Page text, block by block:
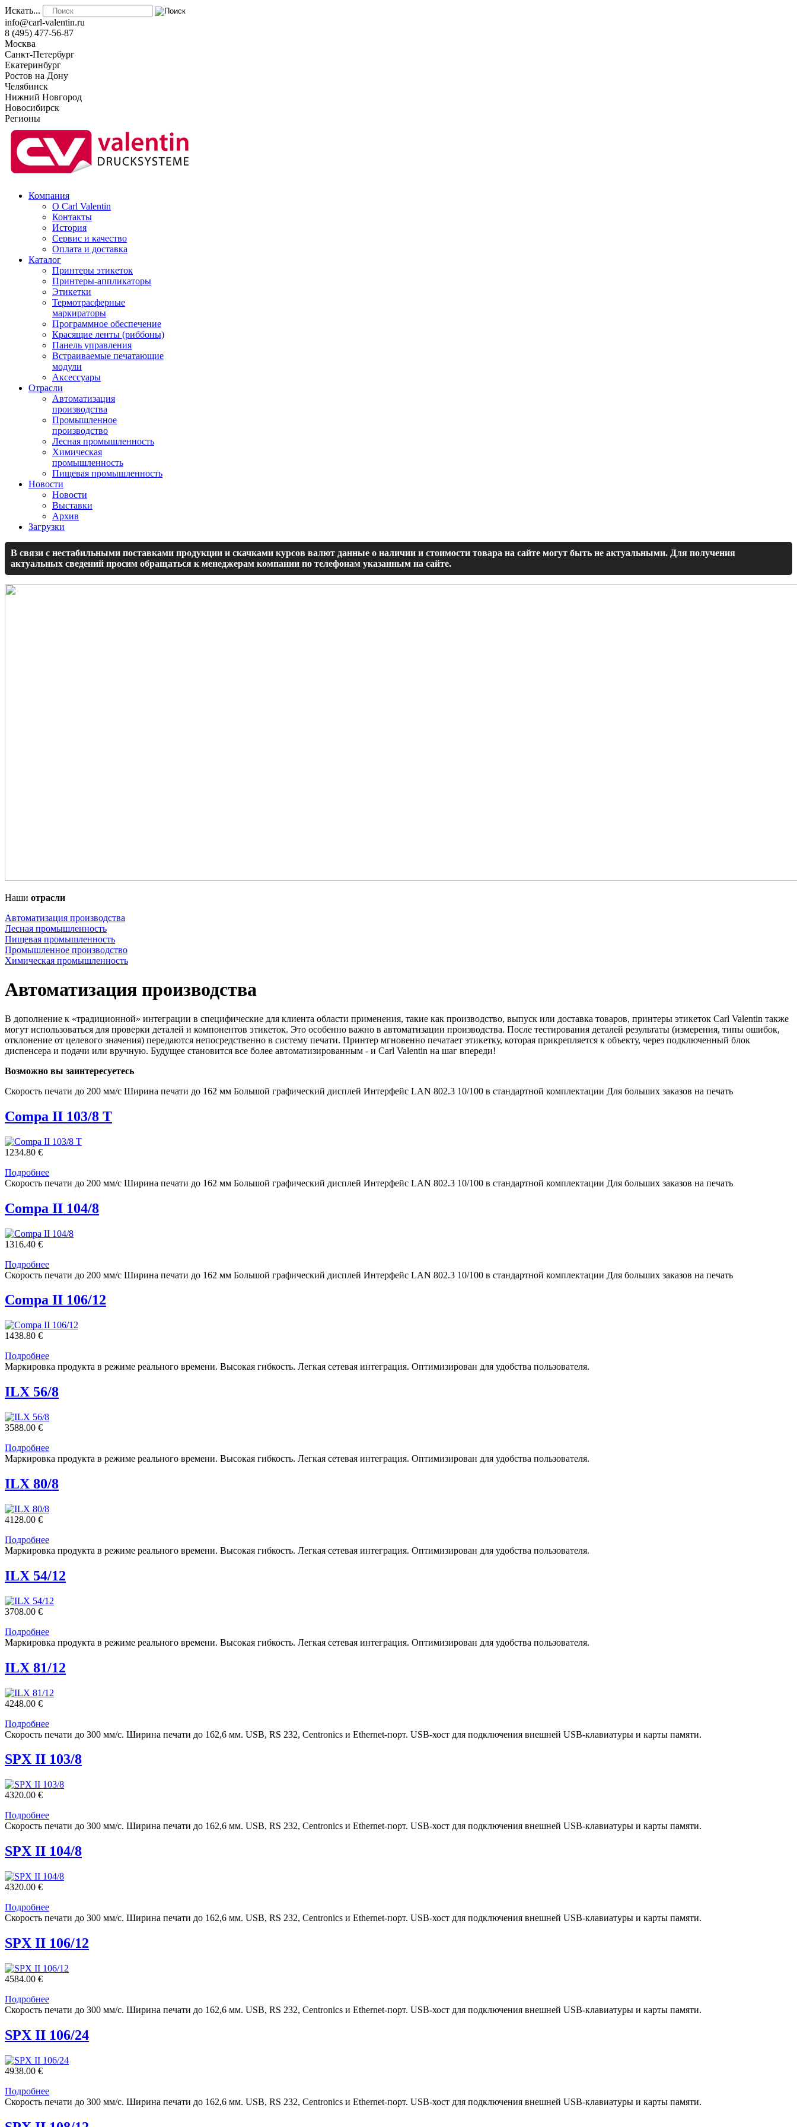
Искать...
info@carl-valentin.ru
8 (495) 477-56-87
Москва
Санкт-Петербург
Екатеринбург
Ростов на Дону
Челябинск
Нижний Новгород
Новосибирск
Регионы
Компания
О Carl Valentin
Контакты
История
Сервис и качество
Оплата и доставка
Каталог
Принтеры этикеток
Принтеры-аппликаторы
Этикетки
Термотрасферные
маркираторы
Программное обеспечение
Красящие ленты (риббоны)
Панель управления
Встраиваемые печатающие
модули
Аксессуары
Отрасли
Автоматизация
производства
Промышленное
производство
Лесная промышленность
Химическая
промышленность
Пищевая промышленность
Новости
Новости
Выставки
Архив
Загрузки
В связи с нестабильными поставками продукции и скачками курсов валют данные о наличии и стоимости товара на сайте могут быть не актуальными. Для получения
актуальных сведений просим обращаться к менеджерам компании по телефонам указанным на сайте.
Наши отрасли
Автоматизация производства
Лесная промышленность
Пищевая промышленность
Промышленное производство
Химическая промышленность
Автоматизация производства
В дополнение к «традиционной» интеграции в специфические для клиента области применения, такие как производство, выпуск или доставка товаров, принтеры этикеток Carl Valentin также
могут использоваться для проверки деталей и компонентов этикеток. Это особенно важно в автоматизации производства. После тестирования деталей результаты (измерения, типы ошибок,
отклонение от целевого значения) передаются непосредственно в систему печати. Принтер мгновенно печатает этикетку, которая прикрепляется к объекту, через подключенный блок
диспенсера и подачи или вручную. Будущее становится все более автоматизированным - и Carl Valentin на шаг впереди!
Возможно вы заинтересуетесь
Скорость печати до 200 мм/с Ширина печати до 162 мм Большой графический дисплей Интерфейс LAN 802.3 10/100 в стандартной комплектации Для больших заказов на печать
Compa II 103/8 Т
1234.80 €
Подробнее
Скорость печати до 200 мм/с Ширина печати до 162 мм Большой графический дисплей Интерфейс LAN 802.3 10/100 в стандартной комплектации Для больших заказов на печать
Compa II 104/8
1316.40 €
Подробнее
Скорость печати до 200 мм/с Ширина печати до 162 мм Большой графический дисплей Интерфейс LAN 802.3 10/100 в стандартной комплектации Для больших заказов на печать
Compa II 106/12
1438.80 €
Подробнее
Маркировка продукта в режиме реального времени. Высокая гибкость. Легкая сетевая интеграция. Оптимизирован для удобства пользователя.
ILX 56/8
3588.00 €
Подробнее
Маркировка продукта в режиме реального времени. Высокая гибкость. Легкая сетевая интеграция. Оптимизирован для удобства пользователя.
ILX 80/8
4128.00 €
Подробнее
Маркировка продукта в режиме реального времени. Высокая гибкость. Легкая сетевая интеграция. Оптимизирован для удобства пользователя.
ILX 54/12
3708.00 €
Подробнее
Маркировка продукта в режиме реального времени. Высокая гибкость. Легкая сетевая интеграция. Оптимизирован для удобства пользователя.
ILX 81/12
4248.00 €
Подробнее
Скорость печати до 300 мм/с. Ширина печати до 162,6 мм. USB, RS 232, Centronics и Ethernet-порт. USB-хост для подключения внешней USB-клавиатуры и карты памяти.
SPX II 103/8
4320.00 €
Подробнее
Скорость печати до 300 мм/с. Ширина печати до 162,6 мм. USB, RS 232, Centronics и Ethernet-порт. USB-хост для подключения внешней USB-клавиатуры и карты памяти.
SPX II 104/8
4320.00 €
Подробнее
Скорость печати до 300 мм/с. Ширина печати до 162,6 мм. USB, RS 232, Centronics и Ethernet-порт. USB-хост для подключения внешней USB-клавиатуры и карты памяти.
SPX II 106/12
4584.00 €
Подробнее
Скорость печати до 300 мм/с. Ширина печати до 162,6 мм. USB, RS 232, Centronics и Ethernet-порт. USB-хост для подключения внешней USB-клавиатуры и карты памяти.
SPX II 106/24
4938.00 €
Подробнее
Скорость печати до 300 мм/с. Ширина печати до 162,6 мм. USB, RS 232, Centronics и Ethernet-порт. USB-хост для подключения внешней USB-клавиатуры и карты памяти.